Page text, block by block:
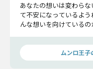
あなたの想いは変わら
て不安になっているよ
んな想いを向けている
ムンロ王子